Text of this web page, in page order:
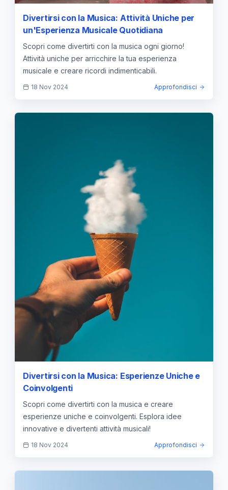
Divertirsi con la Musica: Attività Uniche per
un'Esperienza Musicale Quotidiana
Scopri come divertirti con la musica ogni giorno!
Attività uniche per arricchire la tua esperienza
musicale e creare ricordi indimenticabili.
18 Nov 2024 Approfondisci
Divertirsi con la Musica: Esperienze Uniche e
Coinvolgenti
Scopri come divertirti con la musica e creare
esperienze uniche e coinvolgenti. Esplora idee
innovative e divertenti attività musicali!
18 Nov 2024 Approfondisci